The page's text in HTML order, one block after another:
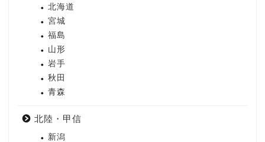
北海道
宮城
福島
山形
岩手
秋田
青森
北陸・甲信
新潟